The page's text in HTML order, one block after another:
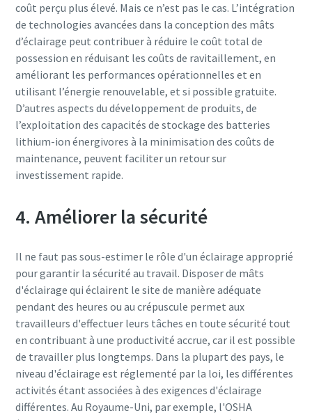
coût perçu plus élevé. Mais ce n’est pas le cas. L’intégration
de technologies avancées dans la conception des mâts
d’éclairage peut contribuer à réduire le coût total de
possession en réduisant les coûts de ravitaillement, en
améliorant les performances opérationnelles et en
utilisant l’énergie renouvelable, et si possible gratuite.
D’autres aspects du développement de produits, de
l’exploitation des capacités de stockage des batteries
lithium-ion énergivores à la minimisation des coûts de
maintenance, peuvent faciliter un retour sur
investissement rapide.
4. Améliorer la sécurité
Il ne faut pas sous-estimer le rôle d'un éclairage approprié
pour garantir la sécurité au travail. Disposer de mâts
d'éclairage qui éclairent le site de manière adéquate
pendant des heures ou au crépuscule permet aux
travailleurs d'effectuer leurs tâches en toute sécurité tout
en contribuant à une productivité accrue, car il est possible
de travailler plus longtemps. Dans la plupart des pays, le
niveau d'éclairage est réglementé par la loi, les différentes
activités étant associées à des exigences d'éclairage
différentes. Au Royaume-Uni, par exemple, l'OSHA